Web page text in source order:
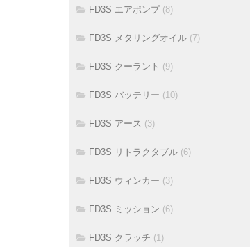
FD3S エアポンプ(8)
FD3S メタリングオイル (7)
FD3S クーラント (9)
FD3S バッテリー (10)
FD3S アース (3)
FD3S リトラクタブル (6)
FD3S ウィンカー (3)
FD3S ミッション (6)
FD3S クラッチ (1)